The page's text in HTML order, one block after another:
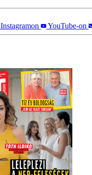
Instagramon YouTube-on